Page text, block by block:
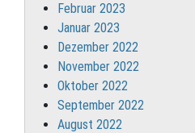
Februar 2023
Januar 2023
Dezember 2022
November 2022
Oktober 2022
September 2022
August 2022